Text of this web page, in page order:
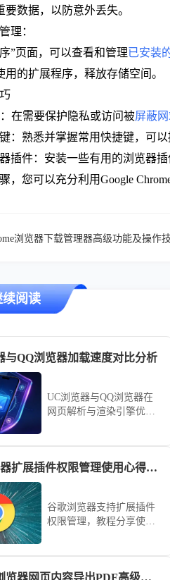
要数据，以防意外丢失。
理：
”页面，可以查看和管理已安装
用的扩展程序，释放存储空间。
在需要保护隐私或访问被屏蔽
：熟悉并掌握常用快捷键，可以
插件：安装一些有用的浏览器
，您可以充分利用Google
浏览器下载管理器高级功能及操作
续阅读
与QQ浏览器加载速度对比分析
UC浏览器与QQ浏览器在
网页解析与渲染引擎优化
度，协助用户根据使用习
谷歌浏览器扩展插件权限管理使用心得解析
谷歌浏览器支持扩展插件
权限管理，教程分享使用
Chrome浏览器网页内容导出PDF高级技巧